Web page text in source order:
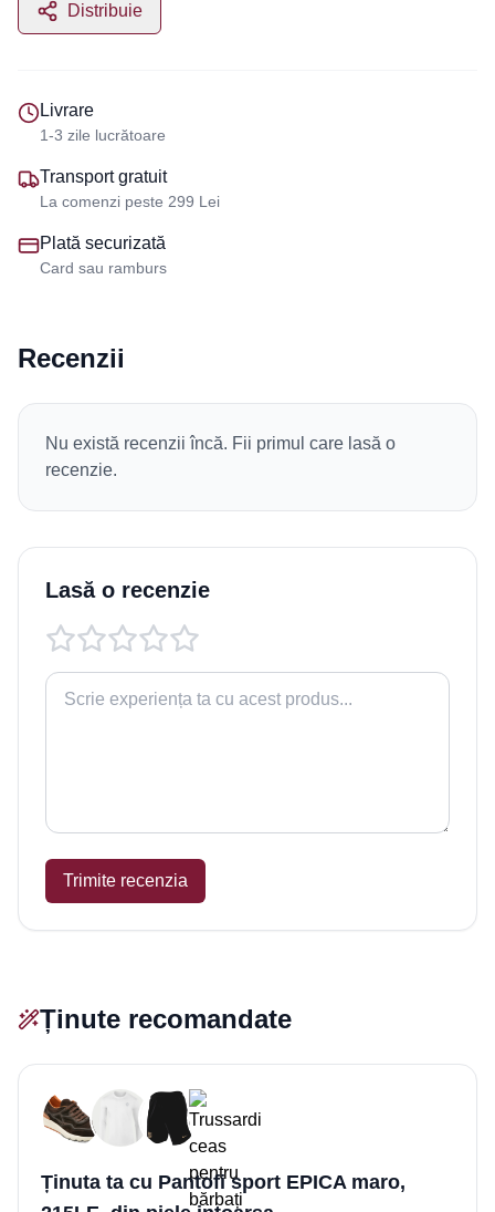
Distribuie
Livrare
1-3 zile lucrătoare
Transport gratuit
La comenzi peste 299 Lei
Plată securizată
Card sau ramburs
Recenzii
Nu există recenzii încă. Fii primul care lasă o
recenzie.
Lasă o recenzie
Trimite recenzia
Ținute recomandate
Ținuta ta cu Pantofi sport EPICA maro,